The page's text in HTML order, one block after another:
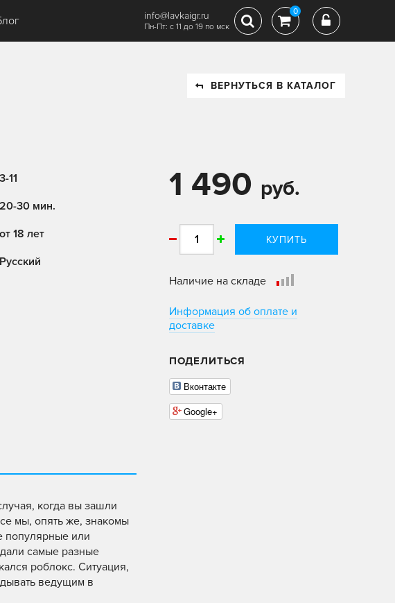
info@lavkaigr.ru
Пн-Пт: с 11 до 19 по мск
0
ВЕРНУТЬСЯ В КАТАЛОГ
3-11
20-30 мин.
от 18 лет
Русский
когда вы зашли
мы, опять же, знакомы
популярные или
самые разные
роблокс. Ситуация,
ведущим в
1 490 руб.
КУПИТЬ
Наличие на складе
Информация об оплате и
доставке
ПОДЕЛИТЬСЯ
Вконтакте
Google+